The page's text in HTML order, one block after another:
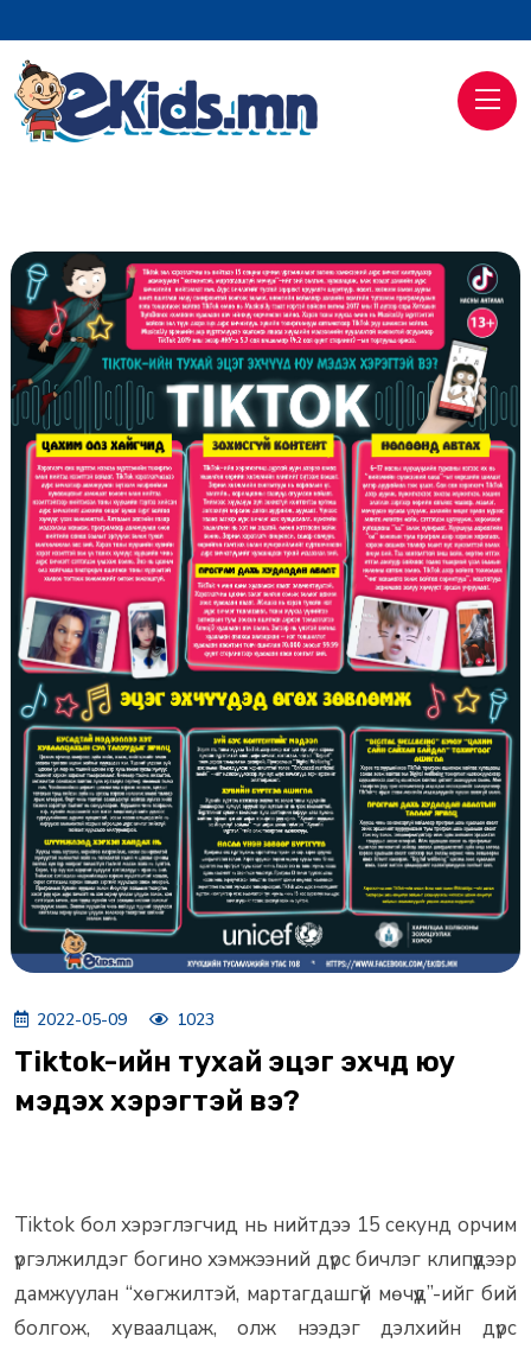
2022-05-09 1023
Tiktok-ийн тухай эцэг эхчүүд юу
мэдэх хэрэгтэй вэ?
Tiktok бол хэрэглэгчид нь нийтдээ 15 секунд орчим
үргэлжилдэг богино хэмжээний дүрс бичлэг клипүүдээр
дамжуулан “хөгжилтэй, мартагдашгүй мөчүүд”-ийг бий
болгож, хуваалцаж, олж нээдэг дэлхийн дүрс